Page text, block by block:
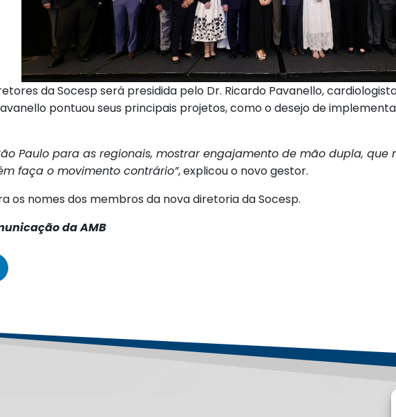
da Socesp será presidida pelo Dr. Ricardo Pavanello,
pontuou seus principais projetos, como o desejo de
Paulo para as regionais, mostrar engajamento de mão dupla,
faça o movimento contrário”, explicou o novo gestor.
os nomes dos membros da nova diretoria da Socesp.
da AMB